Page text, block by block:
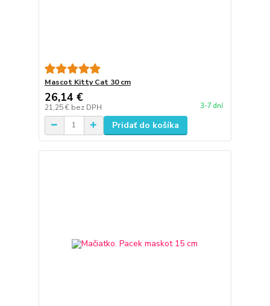
Mascot Kitty Cat 30 cm
26,14 €
21,25 € bez DPH 3-7 dní
Pridať do košíka